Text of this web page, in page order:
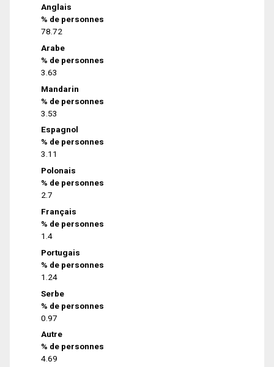
Anglais
% de personnes
78.72
Arabe
% de personnes
3.63
Mandarin
% de personnes
3.53
Espagnol
% de personnes
3.11
Polonais
% de personnes
2.7
Français
% de personnes
1.4
Portugais
% de personnes
1.24
Serbe
% de personnes
0.97
Autre
% de personnes
4.69